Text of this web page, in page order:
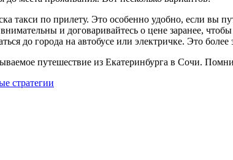
такси по прилету. Это особенно удобно, если вы
и договаривайтесь о цене заранее,
до города на автобусе или электричке. Это
путешествие из Екатеринбурга в Сочи.
стратегии